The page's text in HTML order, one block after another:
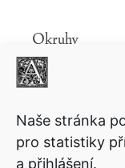
Naše stránka
pro statistiky
a přihlášení.
Okruhy
Copyright
Lifestyle